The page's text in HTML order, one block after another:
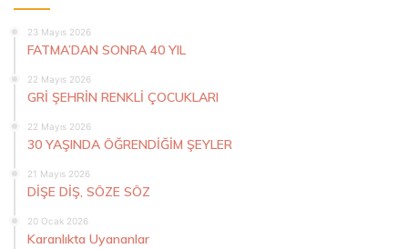
23 Mayıs 2026
FATMA’DAN SONRA 40 YIL
22 Mayıs 2026
GRİ ŞEHRİN RENKLİ ÇOCUKLARI
22 Mayıs 2026
30 YAŞINDA ÖĞRENDİĞİM ŞEYLER
21 Mayıs 2026
DİŞE DİŞ, SÖZE SÖZ
20 Ocak 2026
Karanlıkta Uyananlar